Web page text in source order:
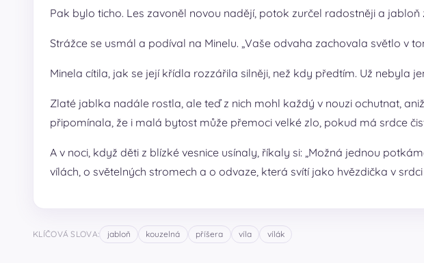
Pak bylo ticho. Les zavoněl novou nadějí, potok zurčel radostněji a jabloň
Strážce se usmál a podíval na Minelu. „Vaše odvaha zachovala světlo v
Minela cítila, jak se její křídla rozzářila silněji, než kdy předtím. Už nebyla
Zlaté jablka nadále rostla, ale teď z nich mohl každý v nouzi ochutnat,
připomínala, že i malá bytost může přemoci velké zlo, pokud má srdce
A v noci, když děti z blízké vesnice usínaly, říkaly si: „Možná jednou
vílách, o světelných stromech a o odvaze, která svítí jako hvězdička v
KLÍČOVÁ SLOVA: jabloň kouzelná příšera víla vílák